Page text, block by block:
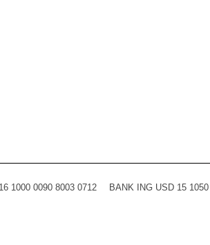
1000 0090 8003 0712 BANK ING USD 15